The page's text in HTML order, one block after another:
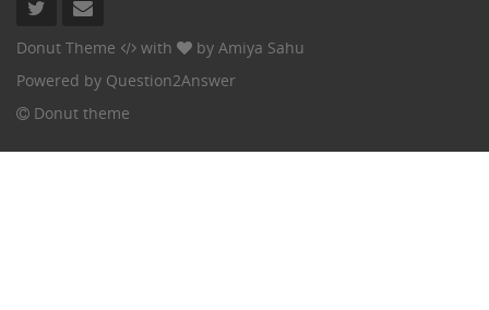
Donut Theme with by Amiya Sahu
Powered by Question2Answer
Donut theme